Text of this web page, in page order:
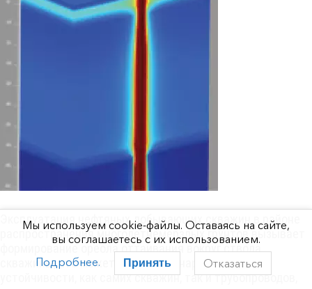
Эксплуатация нефтяных добывающих скважин в районе
распространения многолетнемерзлых грунтов вызывает
формирование ореола оттаивания вокруг ствола
скважины, что может привести к нарушению
устойчивости, как самих скважин, так и трубопроводов,
Мы используем cookie-файлы. Оставаясь на сайте,
вы соглашаетесь с их использованием.
Подробнее.
Принять Отказаться